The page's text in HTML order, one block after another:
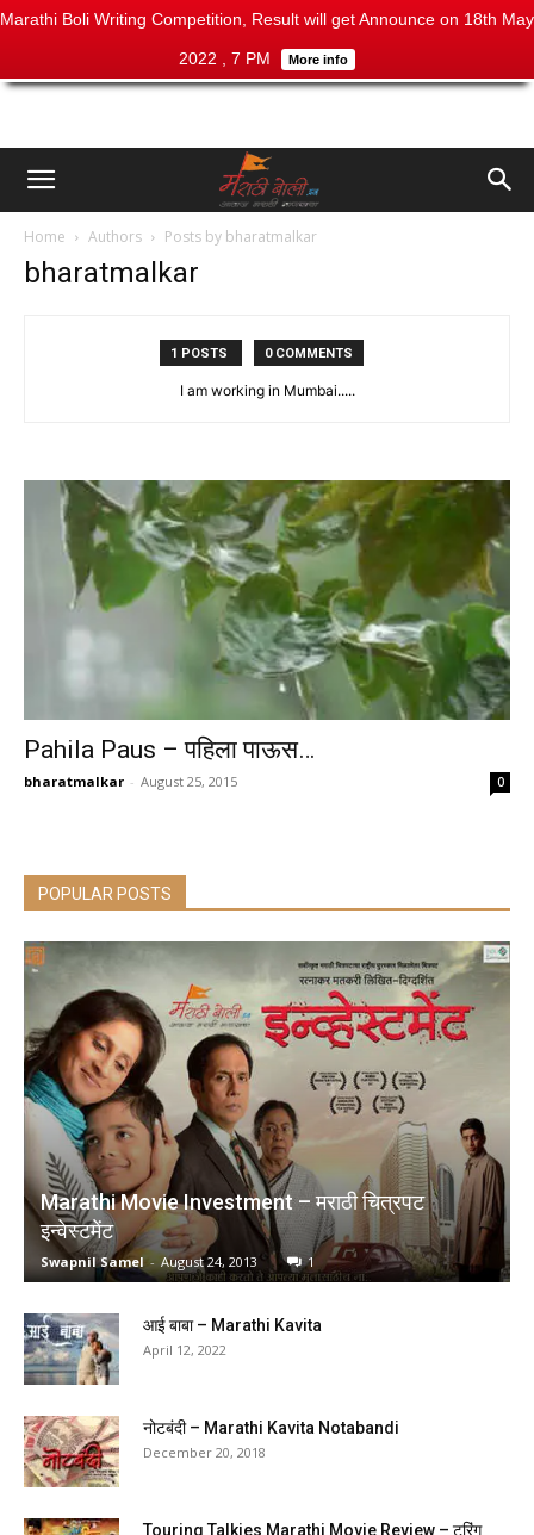
Marathi Boli Writing Competition, Result will get Announce on 18th May
2022 , 7 PM More info
Home Authors Posts by bharatmalkar
bharatmalkar
1 POSTS 0 COMMENTS
I am working in Mumbai.....
Pahila Paus – पहिला पाऊस…
bharatmalkar - August 25, 2015 0
POPULAR POSTS
Marathi Movie Investment – मराठी चित्रपट
इन्वेस्टमेंट
Swapnil Samel - August 24, 2013 1
आई बाबा – Marathi Kavita
April 12, 2022
नोटबंदी – Marathi Kavita Notabandi
December 20, 2018
Touring Talkies Marathi Movie Review – टुरिंग